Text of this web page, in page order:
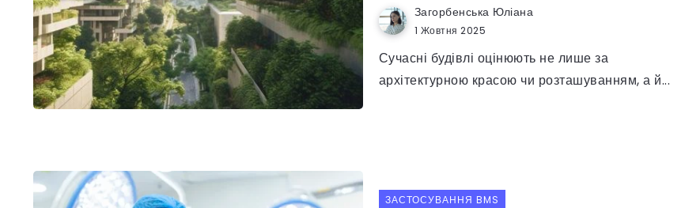
Загорбенська Юліана
1 Жовтня 2025
Сучасні будівлі оцінюють не лише за
архітектурною красою чи розташуванням, а й...
ЗАСТОСУВАННЯ BMS